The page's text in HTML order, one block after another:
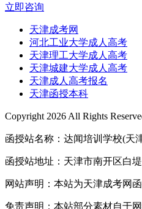
立即咨询
天津成考网
河北工业大学成人高考
天津理工大学成人高考
天津城建大学成人高考
天津成人高考报名
天津函授本科
Copyright 2026 All Rights
函授站名称：达闻培训学校(天
函授站地址：天津市南开区白
网站声明：本站为天津成考网
免责声明：本站部分素材自于